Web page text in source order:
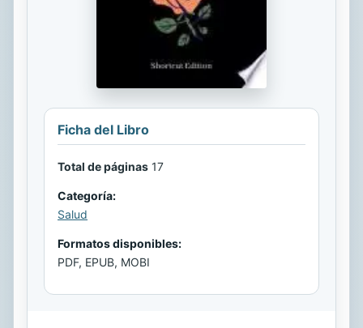
Ficha del Libro
Total de páginas 17
Categoría:
Salud
Formatos disponibles:
PDF, EPUB, MOBI